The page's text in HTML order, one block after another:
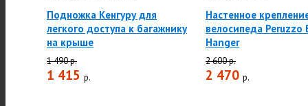
Подножка Кенгуру для
легкого доступа к багажнику
на крыше
1 490 р.
1 415 р.
Настенное
велосипеда Peruzzo
Hanger
2 600 р.
2 470 р.